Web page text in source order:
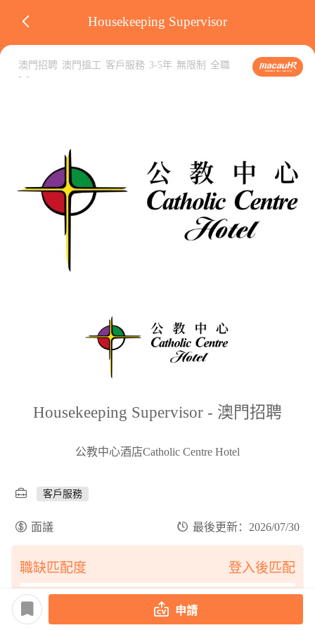
Housekeeping Supervisor
澳門招聘 澳門搵工 客戶服務 3-5年 無限制
全職
- -
Housekeeping Supervisor - 澳門招聘
公教中心酒店Catholic Centre Hotel
客戶服務
面議 最後更新：2026/07/30
職缺匹配度 登入後匹配
申請